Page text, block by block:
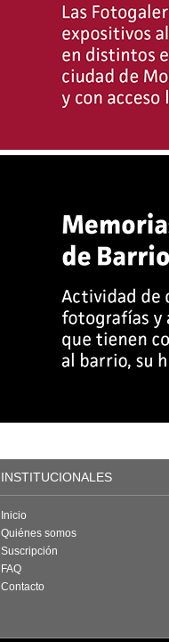
INSTITUCIONALES
Inicio
Quiénes somos
Suscripción
FAQ
Contacto